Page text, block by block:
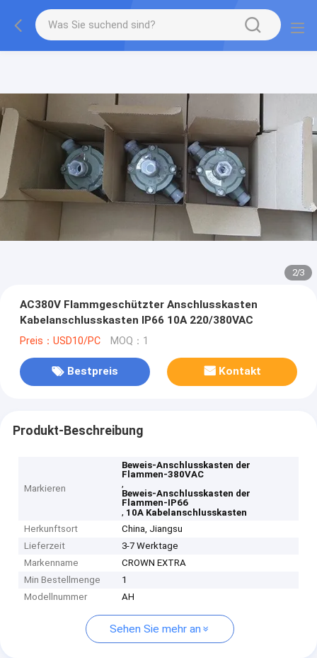
2/3
AC380V Flammgeschützter Anschlusskasten
Kabelanschlusskasten IP66 10A 220/380VAC
Preis：USD10/PC MOQ：1
Bestpreis Kontakt
Produkt-Beschreibung
Markieren
Beweis-Anschlusskasten der
Flammen-380VAC
,
Beweis-Anschlusskasten der
Flammen-IP66
, 10A Kabelanschlusskasten
Herkunftsort
China, Jiangsu
Lieferzeit
3-7 Werktage
Markenname
CROWN EXTRA
Min Bestellmenge
1
Modellnummer
AH
Sehen Sie mehr an